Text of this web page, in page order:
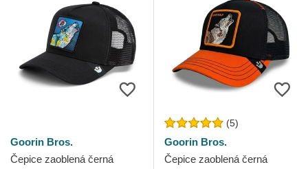
Goorin Bros.
Čepice zaoblená černá
(5)
Goorin Bros.
Čepice zaoblená černá